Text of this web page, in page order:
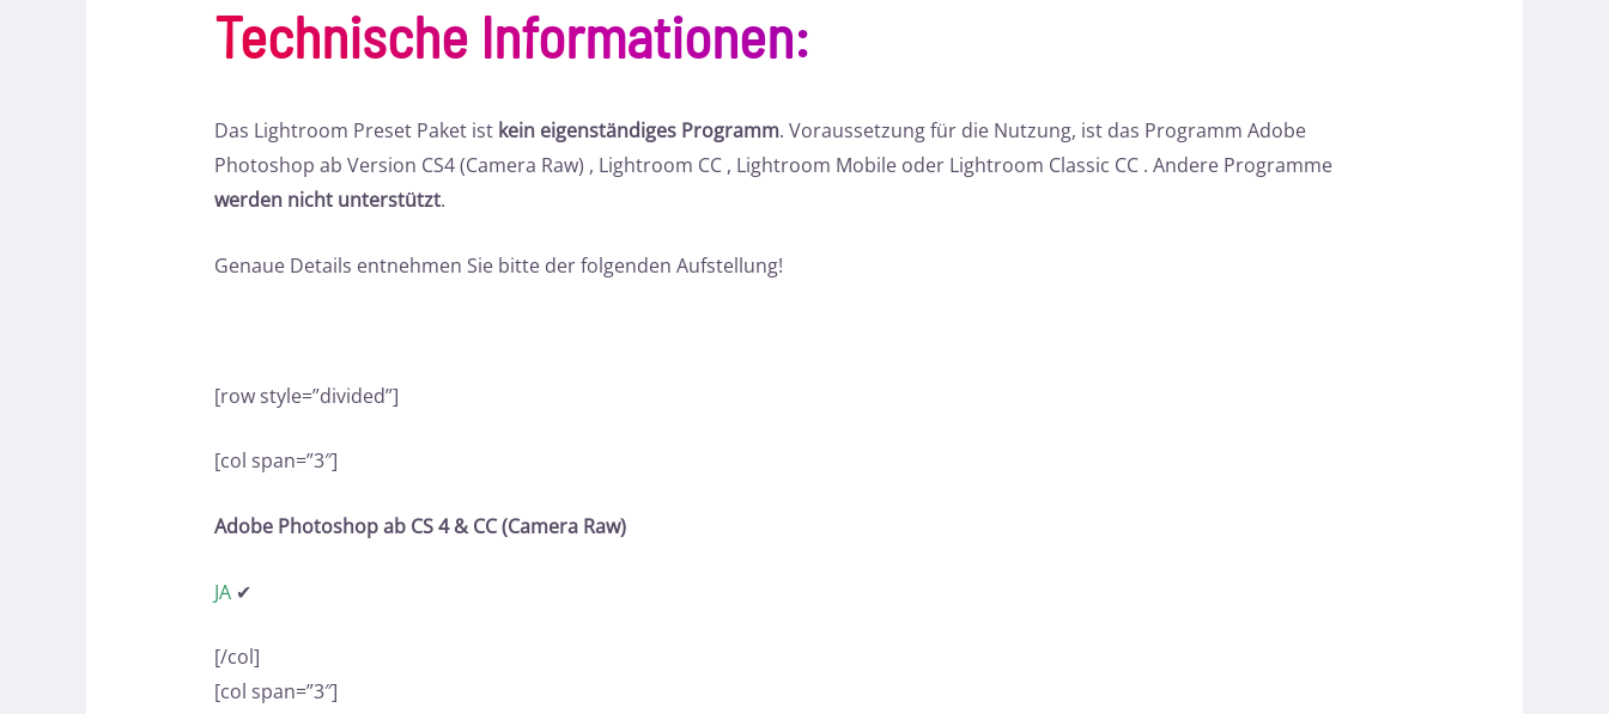
Technische Informationen:
Das Lightroom Preset Paket ist kein eigenständiges Programm. Voraussetzung für die Nutzung, ist das Programm Adobe
Photoshop ab Version CS4 (Camera Raw) , Lightroom CC , Lightroom Mobile oder Lightroom Classic CC . Andere Programme
werden nicht unterstützt.
Genaue Details entnehmen Sie bitte der folgenden Aufstellung!
[row style=”divided”]
[col span=”3″]
Adobe Photoshop ab CS 4 & CC (Camera Raw)
JA✔
[/col]
[col span=”3″]